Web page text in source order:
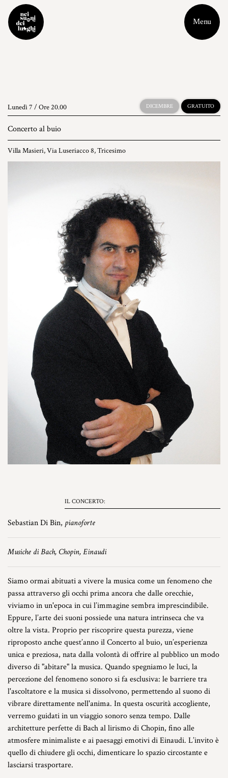
Menu
Lunedì 7 / Ore 20.00 DICEMBRE GRATUITO
Concerto al buio
Villa Masieri, Via Luseriacco 8, Tricesimo
IL CONCERTO:
Sebastian Di Bin, pianoforte
Musiche di Bach, Chopin, Einaudi
Siamo ormai abituati a vivere la musica come un fenomeno che
passa attraverso gli occhi prima ancora che dalle orecchie,
viviamo in un'epoca in cui l’immagine sembra imprescindibile.
Eppure, l’arte dei suoni possiede una natura intrinseca che va
oltre la vista. Proprio per riscoprire questa purezza, viene
riproposto anche quest’anno il Concerto al buio, un’esperienza
unica e preziosa, nata dalla volontà di offrire al pubblico un modo
diverso di "abitare" la musica. Quando spegniamo le luci, la
percezione del fenomeno sonoro si fa esclusiva: le barriere tra
l'ascoltatore e la musica si dissolvono, permettendo al suono di
vibrare direttamente nell'anima. In questa oscurità accogliente,
verremo guidati in un viaggio sonoro senza tempo. Dalle
architetture perfette di Bach al lirismo di Chopin, fino alle
atmosfere minimaliste e ai paesaggi emotivi di Einaudi. L’invito è
quello di chiudere gli occhi, dimenticare lo spazio circostante e
lasciarsi trasportare.